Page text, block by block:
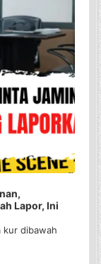
Lapor, Ini
kur dibawah